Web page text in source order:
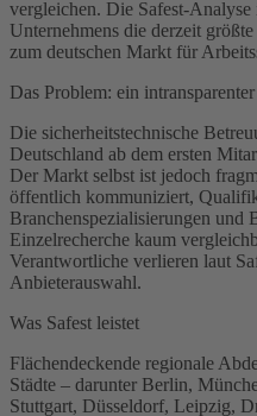
vergleichen. Die Safest-Analyse
Unternehmens die derzeit
zum deutschen Markt für
Das Problem: ein
Die sicherheitstechnische
Deutschland ab dem ersten
Der Markt selbst ist jedoch
öffentlich kommuniziert,
Branchenspezialisierungen und
Einzelrecherche kaum
Verantwortliche verlieren laut
Anbieterauswahl.
Was Safest leistet
Flächendeckende regionale
Städte – darunter Berlin,
Stuttgart, Düsseldorf, Leipzig,